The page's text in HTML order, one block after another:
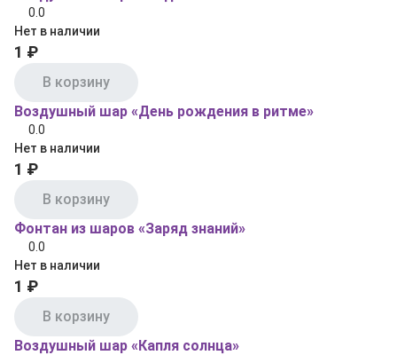
0.0
Нет в наличии
1 ₽
В корзину
Воздушный шар «День рождения в ритме»
0.0
Нет в наличии
1 ₽
В корзину
Фонтан из шаров «Заряд знаний»
0.0
Нет в наличии
1 ₽
В корзину
Воздушный шар «Капля солнца»